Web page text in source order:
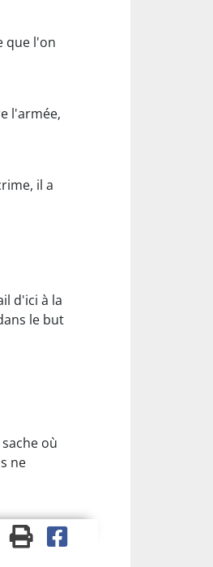
que l'on
l'armée,
il a
d'ici à la
le but
où
ne